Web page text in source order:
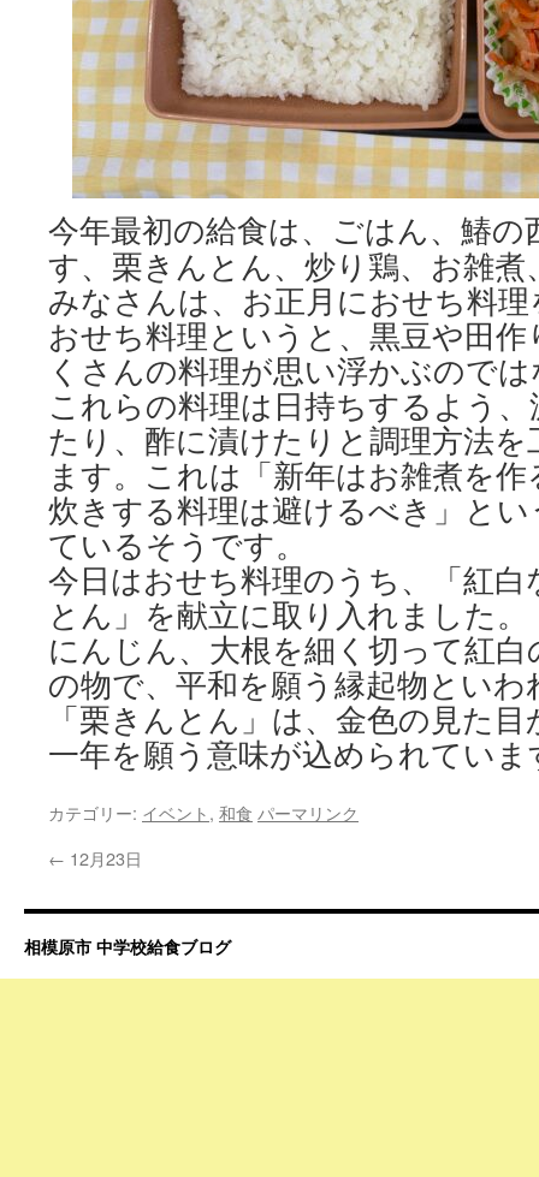
今年最初の給食は、ごはん、鰆の
す、栗きんとん、炒り鶏、お雑煮
みなさんは、お正月におせち料
おせち料理というと、黒豆や田
くさんの料理が思い浮かぶので
これらの料理は日持ちするよう
たり、酢に漬けたりと調理方法
ます。これは「新年はお雑煮を
炊きする料理は避けるべき」と
ているそうです。
今日はおせち料理のうち、「紅
とん」を献立に取り入れました
にんじん、大根を細く切って紅
の物で、平和を願う縁起物とい
「栗きんとん」は、金色の見た
一年を願う意味が込められていま
カテゴリー: イベント, 和食 パーマリンク
← 12月23日
相模原市 中学校給食ブログ